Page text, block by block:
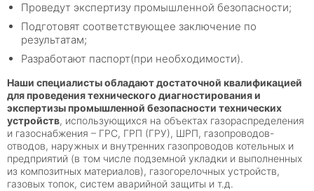
Проведут экспертизу промышленной безопасности;
Подготовят соответствующее заключение по
результатам;
Разработают паспорт(при необходимости).
Наши специалисты обладают достаточной квалификацией
для проведения технического диагностирования и
экспертизы промышленной безопасности технических
устройств, использующихся на объектах газораспределения
и газоснабжения – ГРС, ГРП (ГРУ), ШРП, газопроводов-
отводов, наружных и внутренних газопроводов котельных и
предприятий (в том числе подземной укладки и выполненных
из композитных материалов), газогорелочных устройств,
газовых топок, систем аварийной защиты и т.д.